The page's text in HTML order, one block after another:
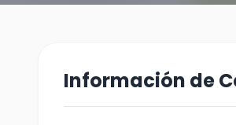
Información de